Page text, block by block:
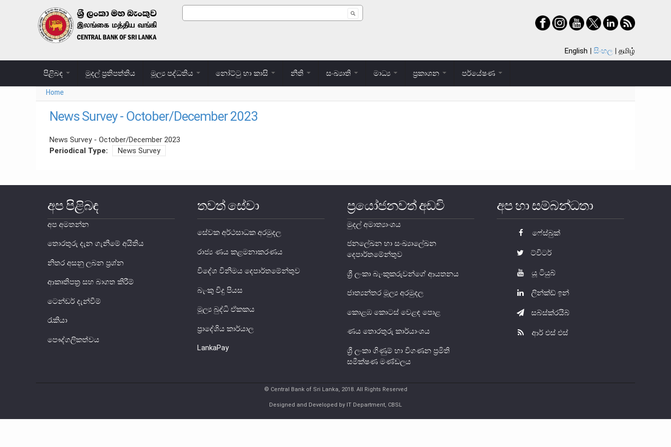
Skip to main content
Search form
English සිංහල தமிழ்
පිළිබඳ මුදල් ප්‍රතිපත්තිය මූල්‍ය පද්ධතිය නෝට්ටු හා කාසි නීති සංඛ්‍යාති මාධ්‍ය ප්‍රකාශන පර්යේෂණ
You are here
Home
News Survey - October/December 2023
News Survey - October/December 2023
Periodical Type:
News Survey
අප පිළිබඳ
අප අමතන්න
තොරතුරු දැන ගැනීමේ අයිතිය
නිතර අසනු ලබන ප්‍රශ්න
ආකෘතිපත්‍ර සහ බාගත කිරීම්
ටෙන්ඩර් දැන්වීම්
රැකියා
පෞද්ගලිකත්වය
තවත් සේවා
සේවක අර්ථසාධක අරමුදල
රාජ්‍ය ණය කළමනාකරණය
විදේශ විනිමය දෙපාර්තමේන්තුව
බැංකු විදු පියස
මූල්‍ය බුද්ධි ඒකකය
ප්‍රාදේශිය කාර්යාල
LankaPay
ප්‍රයෝජනවත් අඩවි
මුදල් අමාත්‍යාංශය
ජනලේඛන හා සංඛ්‍යාලේඛන
දෙපාර්තමේන්තුව
ශ්‍රී ලංකා බැංකුකරුවන්ගේ ආයතනය
ජාත්‍යන්තර මූල්‍ය අරමුදල
කොළඹ කොටස් වෙළඳ පොළ
ණය තොරතුරු කාර්යාංශය
ශ්‍රී ලංකා ගිණුම් හා විගණන ප්‍රමිති
සමීක්ෂණ මණ්ඩලය
අප හා සම්බන්ධතා
ෆේස්බුක්
ට්විටර්
යූ ටියුබ්
ලින්ක්ඩ් ඉන්
සබ්ස්ක්රයිබ්
ආර් එස් එස්
© Central Bank of Sri Lanka, 2018. All Rights Reserved
Designed and Developed by IT Department, CBSL